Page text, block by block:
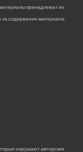
принадлежат их
за содержание материала
нарушают авторские